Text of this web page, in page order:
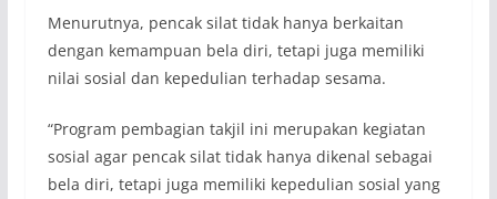
Menurutnya, pencak silat tidak hanya berkaitan
dengan kemampuan bela diri, tetapi juga memiliki
nilai sosial dan kepedulian terhadap sesama.
“Program pembagian takjil ini merupakan kegiatan
sosial agar pencak silat tidak hanya dikenal sebagai
bela diri, tetapi juga memiliki kepedulian sosial yang